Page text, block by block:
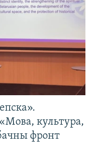
культура,
фронт